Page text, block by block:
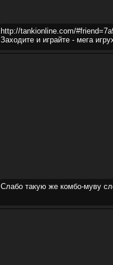
http://tankionline.com/
Заходите и играйте - мега
Слабо такую же комбо-муву